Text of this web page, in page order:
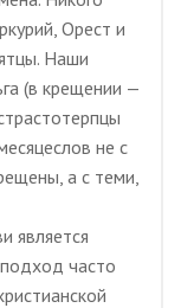
Орест и
Наши
(в крещении —
не с
а с теми,
является
часто